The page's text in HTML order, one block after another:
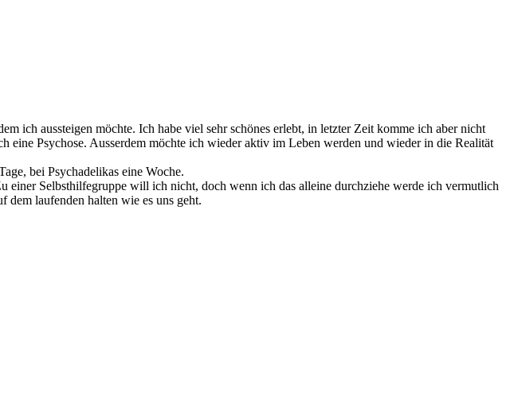
ich aussteigen möchte. Ich habe viel sehr schönes erlebt, in letzter Zeit komme ich aber nicht
Psychose. Ausserdem möchte ich wieder aktiv im Leben werden und wieder in die Realität
bei Psychadelikas eine Woche.
Selbsthilfegruppe will ich nicht, doch wenn ich das alleine durchziehe werde ich vermutlich
dem laufenden halten wie es uns geht.